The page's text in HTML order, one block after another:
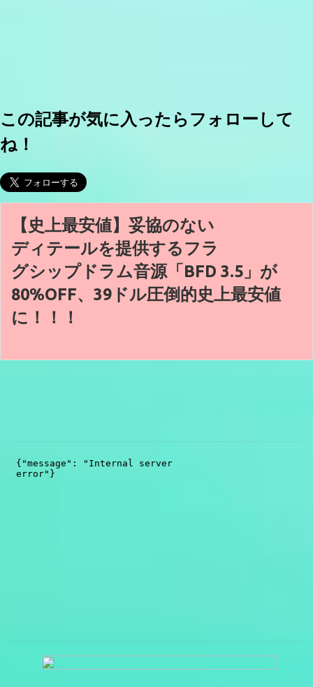
この記事が気に入ったらフォローして
ね！
【史上最安値】妥協のない
ディテールを提供するフラ
グシップドラム音源「BFD 3.5」が
80%OFF、39ドル圧倒的史上最安値
に！！！